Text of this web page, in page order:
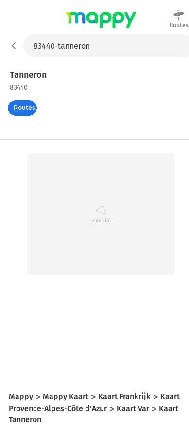
Routes
Tanneron
83440
Routes
Mappy Mappy Kaart Kaart Frankrijk
Kaart
Provence-Alpes-Côte d'Azur
Kaart Var
Kaart
Tanneron